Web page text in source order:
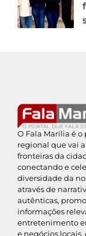
O Fala Marília é o
regional que vai
fronteiras da
conectando e
diversidade da
através de
autênticas,
informações
entretenimento
e negócios